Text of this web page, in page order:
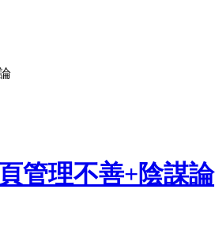
管理不善+陰謀論